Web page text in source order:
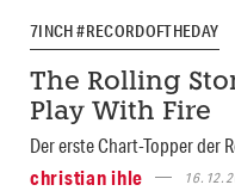
7INCH #RECORDOFTHEDAY
The Rolling
Play With Fire
Der erste Chart-Topper der
christian ihle